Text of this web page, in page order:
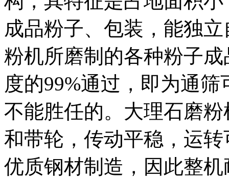
成品粉子、包装，能独
粉机所磨制的各种粉子
度的99%通过，即为通
不能胜任的。大理石磨
和带轮，传动平稳，运
优质钢材制造，因此整